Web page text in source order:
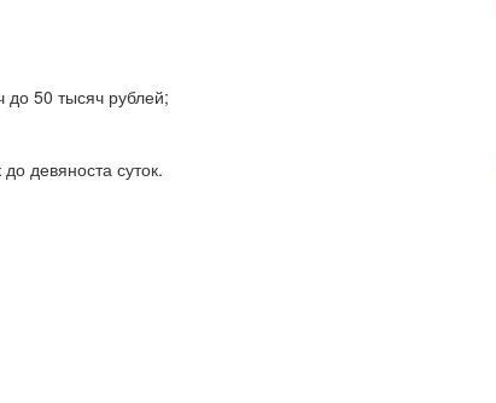
50 тысяч рублей;
девяноста суток.